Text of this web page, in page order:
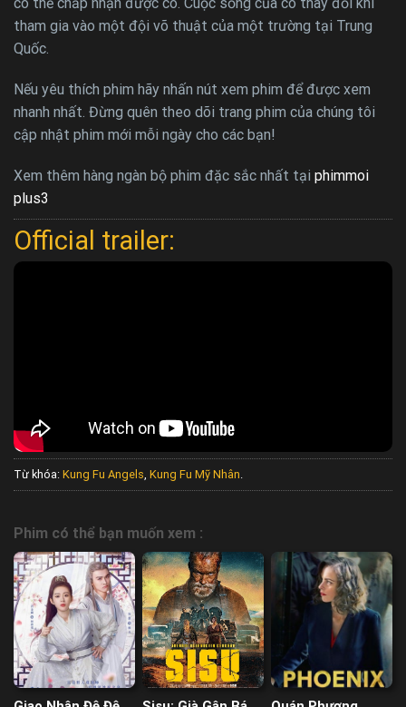
tham gia vào một đội võ thuật của một trường tại Trung
Quốc.
Nếu yêu thích phim hãy nhấn nút xem phim để được xem
nhanh nhất. Đừng quên theo dõi trang phim của chúng tôi
cập nhật phim mới mỗi ngày cho các bạn!
Xem thêm hàng ngàn bộ phim đặc sắc nhất tại phimmoi
plus3
Official trailer:
Từ khóa: Kung Fu Angels Kung Fu Mỹ Nhân
Phim có thể bạn muốn xem :